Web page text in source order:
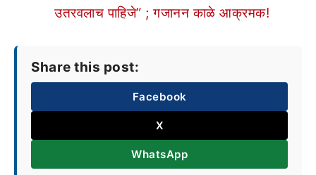
उतरवलाच पाहिजे” ; गजानन काळे आक्रमक!
Share this post:
Facebook
X
WhatsApp